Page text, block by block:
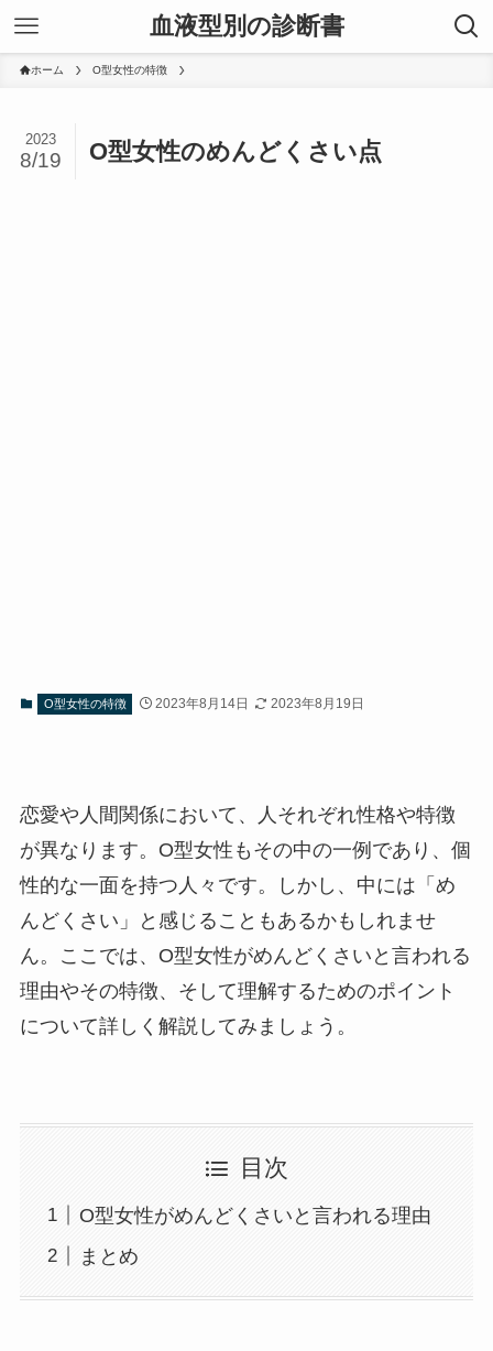
血液型別の診断書
ホーム O型女性の特徴
O型女性のめんどくさい点
2023
8/19
O型女性の特徴 2023年8月14日 2023年8月19日
恋愛や人間関係において、人それぞれ性格や特徴
が異なります。O型女性もその中の一例であり、個
性的な一面を持つ人々です。しかし、中には「め
んどくさい」と感じることもあるかもしれませ
ん。ここでは、O型女性がめんどくさいと言われる
理由やその特徴、そして理解するためのポイント
について詳しく解説してみましょう。
目次
O型女性がめんどくさいと言われる理由
まとめ